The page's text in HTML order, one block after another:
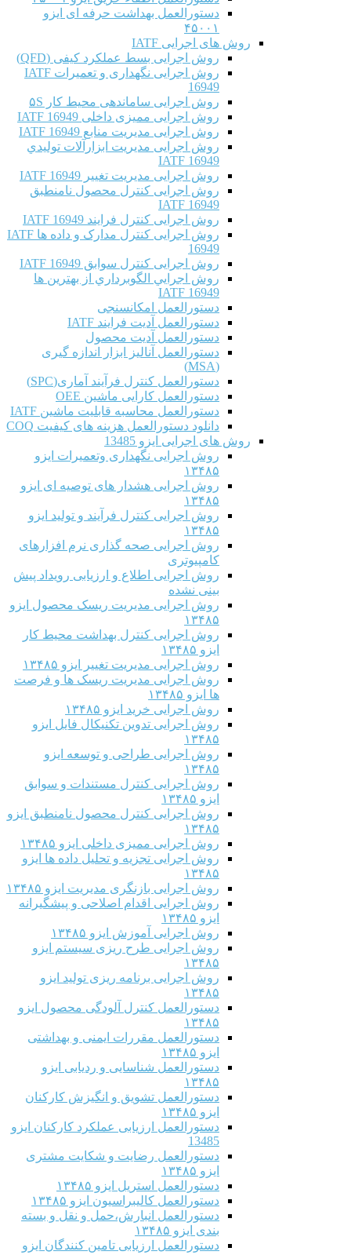
دستورالعمل بهداشت حرفه ای ایزو
۴۵۰۰۱
روش های اجرایی IATF
روش اجرایی بسط عملکرد کیفی (QFD)
روش اجرایی نگهداری و تعمیرات IATF
16949
روش اجرایی ساماندهی محیط کار ۵S
روش اجرایی ممیزی داخلی IATF 16949
روش اجرایی مدیریت منابع IATF 16949
روش اجرایی مديريت ابزارآلات توليدي
IATF 16949
روش اجرایی مدیریت تغییر IATF 16949
روش اجرایی کنترل محصول نامنطبق
IATF 16949
روش اجرایی کنترل فرایند IATF 16949
روش اجرایی کنترل مدارک و داده ها IATF
16949
روش اجرایی کنترل سوابق IATF 16949
روش اجرايي الگوبرداري از بهترين ها
IATF 16949
دستورالعمل امکانسنجی
دستورالعمل آدیت فرایند IATF
دستورالعمل آدیت محصول
دستورالعمل آنالیز ابزار اندازه گیری
(MSA)
دستورالعمل کنترل فرآیند آماری(SPC)
دستورالعمل کارایی ماشین OEE
دستورالعمل محاسبه قابلیت ماشین IATF
دانلود دستورالعمل هزینه های کیفیت COQ
روش های اجرایی ایزو 13485
روش اجرایی نگهداری وتعمیرات ایزو
۱۳۴۸۵
روش اجرایی هشدار های توصیه ای ایزو
۱۳۴۸۵
روش اجرایی کنترل فرآیند و تولید ایزو
۱۳۴۸۵
روش اجرایی صحه گذاری نرم افزارهای
کامپیوتری
روش اجرایی اطلاع و ارزیابی رویداد پیش
بینی نشده
روش اجرایی مدیریت ریسک محصول ایزو
۱۳۴۸۵
روش اجرایی کنترل بهداشت محیط کار
ایزو ۱۳۴۸۵
روش اجرایی مدیریت تغییر ایزو ۱۳۴۸۵
روش اجرایی مدیریت ریسک ها و فرصت
ها ایزو ۱۳۴۸۵
روش اجرایی خرید ایزو ۱۳۴۸۵
روش اجرایی تدوین تکنیکال فایل ایزو
۱۳۴۸۵
روش اجرایی طراحی و توسعه ایزو
۱۳۴۸۵
روش اجرایی کنترل مستندات و سوابق
ایزو ۱۳۴۸۵
روش اجرایی کنترل محصول نامنطبق ایزو
۱۳۴۸۵
روش اجرایی ممیزی داخلی ایزو ۱۳۴۸۵
روش اجرایی تجزیه و تحلیل داده ها ایزو
۱۳۴۸۵
روش اجرایی بازنگری مدیریت ایزو ۱۳۴۸۵
روش اجرایی اقدام اصلاحی و پیشگیرانه
ایزو ۱۳۴۸۵
روش اجرایی آموزش ایزو ۱۳۴۸۵
روش اجرایی طرح ریزی سیستم ایزو
۱۳۴۸۵
روش اجرایی برنامه ریزی تولید ایزو
۱۳۴۸۵
دستورالعمل کنترل آلودگی محصول ایزو
۱۳۴۸۵
دستورالعمل مقررات ایمنی و بهداشتی
ایزو ۱۳۴۸۵
دستورالعمل شناسایی و ردیابی ایزو
۱۳۴۸۵
دستورالعمل تشویق و انگیزش کارکنان
ایزو ۱۳۴۸۵
دستورالعمل ارزیابی عملکرد کارکنان ایزو
13485
دستورالعمل رضایت و شکایت مشتری
ایزو ۱۳۴۸۵
دستورالعمل استریل ایزو ۱۳۴۸۵
دستورالعمل کالیبراسیون ایزو ۱۳۴۸۵
دستورالعمل انبارش،حمل و نقل و بسته
بندی ایزو ۱۳۴۸۵
دستورالعمل ارزیابی تامین کنندگان ایزو